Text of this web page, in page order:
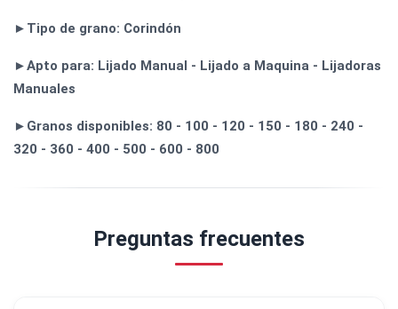
►Tipo de grano: Corindón
►Apto para: Lijado Manual - Lijado a Maquina - Lijadoras
Manuales
►Granos disponibles: 80 - 100 - 120 - 150 - 180 - 240 -
320 - 360 - 400 - 500 - 600 - 800
Preguntas frecuentes